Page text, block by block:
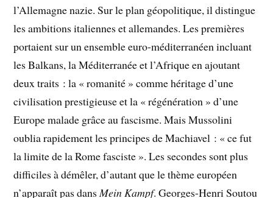
l’Allemagne nazie. Sur le plan géopolitique, il distingue
les ambitions italiennes et allemandes. Les premières
portaient sur un ensemble euro-méditerranéen incluant
les Balkans, la Méditerranée et l’Afrique en ajoutant
deux traits : la « romanité » comme héritage d’une
civilisation prestigieuse et la « régénération » d’une
Europe malade grâce au fascisme. Mais Mussolini
oublia rapidement les principes de Machiavel : « ce fut
la limite de la Rome fasciste ». Les secondes sont plus
difficiles à démêler, d’autant que le thème européen
n’apparaît pas dansMein Kampf. Georges-Henri Soutou